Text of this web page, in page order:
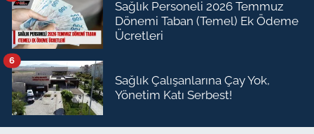
Sağlık Personeli 2026 Temmuz
Dönemi Taban (Temel) Ek Ödeme
Ücretleri
Sağlık Çalışanlarına Çay Yok,
Yönetim Katı Serbest!
6